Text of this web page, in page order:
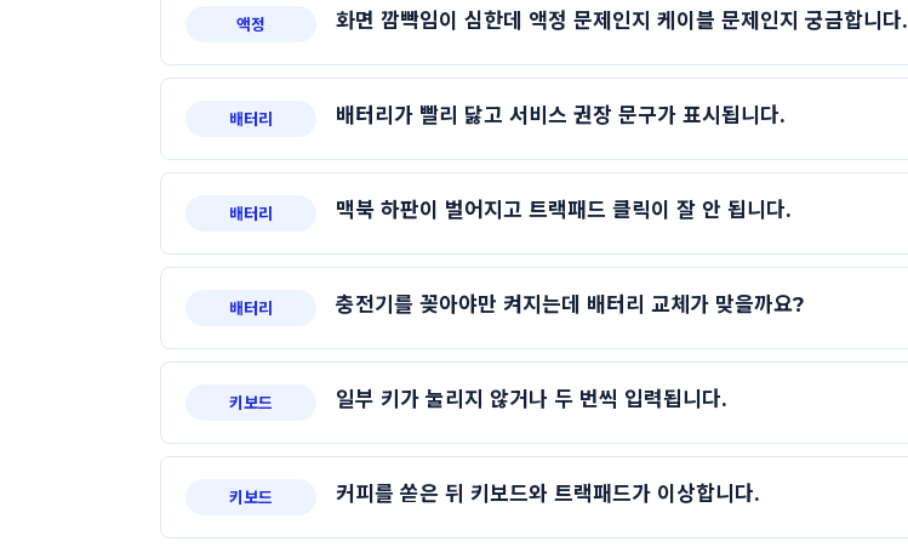
액정 화면 깜빡임이 심한데 액정 문제인지 케이블 문제인지 궁금합니다.
배터리 배터리가 빨리 닳고 서비스 권장 문구가 표시됩니다.
배터리 맥북 하판이 벌어지고 트랙패드 클릭이 잘 안 됩니다.
배터리 충전기를 꽂아야만 켜지는데 배터리 교체가 맞을까요?
키보드 일부 키가 눌리지 않거나 두 번씩 입력됩니다.
키보드 커피를 쏟은 뒤 키보드와 트랙패드가 이상합니다.